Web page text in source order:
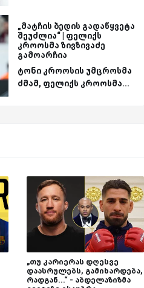
„მატჩის ბედის გადაწყვეტა
შეუძლია“ | ფელიქს
კროოსმა ზივზივაძე
გამოარჩია
ტონი კროოსის უმცროსმა
ძმამ, ფელიქს კროოსმა...
„თუ კარიერას დღესვე
დაასრულებს, გამიხარდება,
რადგან...“ - აბდელაზიზმა